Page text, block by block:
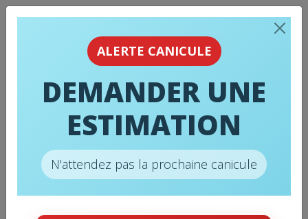
ALERTE CANICULE
DEMANDER UNE
ESTIMATION
N'attendez pas la prochaine canicule